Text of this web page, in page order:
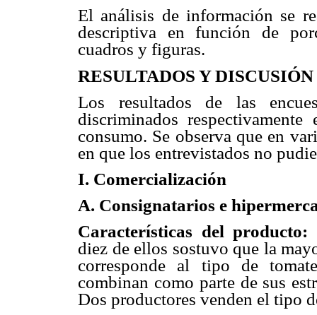
El análisis de información se
descriptiva en función de
cuadros y figuras.
RESULTADOS Y DISCUSIÓN
Los resultados de las
discriminados
consumo. Se observa que en
en que los entrevistados no
I. Comercialización
A. Consignatarios e
Características del producto:
diez de ellos sostuvo que la
corresponde al tipo de
combinan como parte de sus
Dos productores venden el tipo